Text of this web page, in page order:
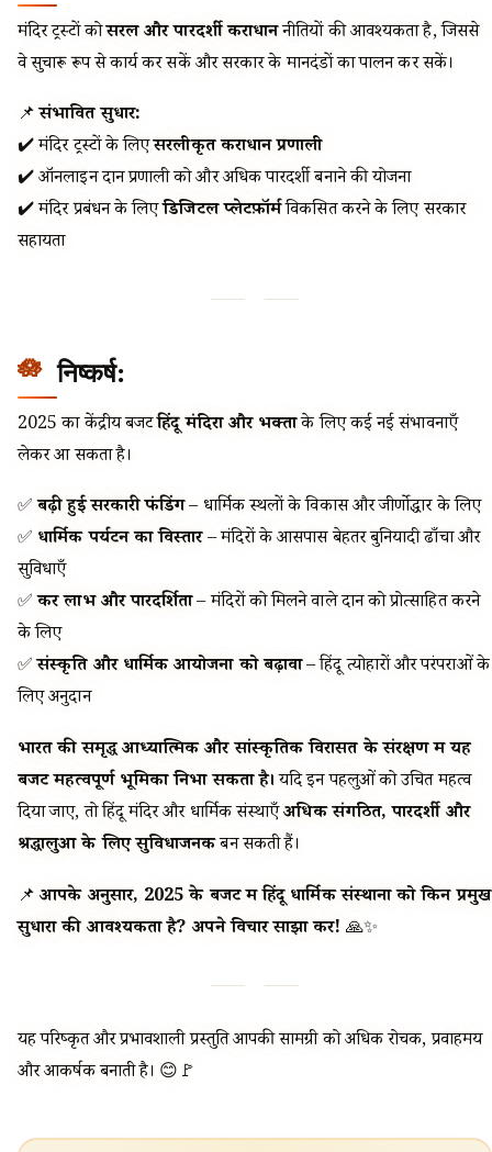
मंदिर ट्रस्टों कोसरल और पारदर्शी कराधाननीतियों की आवश्यकता है, जिससे
वे सुचारू रूप से कार्य कर सकें और सरकार के मानदंडों का पालन कर सकें।
📌संभावित सुधार:
✔️ मंदिर ट्रस्टों के लिएसरलीकृत कराधान प्रणाली
✔️ ऑनलाइन दान प्रणाली को और अधिक पारदर्शी बनाने की योजना
✔️ मंदिर प्रबंधन के लिएडिजिटल प्लेटफ़ॉर्मविकसित करने के लिए सरकारी
सहायता
निष्कर्ष:
2025 का केंद्रीय बजटहिंदू मंदिरों और भक्तोंके लिए कई नई संभावनाएँ
लेकर आ सकता है।
✅बढ़ी हुई सरकारी फंडिंग– धार्मिक स्थलों के विकास और जीर्णोद्धार के लिए
✅ धार्मिक पर्यटन का विस्तार– मंदिरों के आसपास बेहतर बुनियादी ढाँचा और
सुविधाएँ
✅कर लाभ और पारदर्शिता– मंदिरों को मिलने वाले दान को प्रोत्साहित करने
के लिए
✅संस्कृति और धार्मिक आयोजनों को बढ़ावा– हिंदू त्योहारों और परंपराओं के
लिए अनुदान
भारत की समृद्ध आध्यात्मिक और सांस्कृतिक विरासत के संरक्षण में यह
बजट महत्वपूर्ण भूमिका निभा सकता है।यदि इन पहलुओं को उचित महत्व
दिया जाए, तो हिंदू मंदिर और धार्मिक संस्थाएँअधिक संगठित, पारदर्शी और
श्रद्धालुओं के लिए सुविधाजनकबन सकती हैं।
📌आपके अनुसार, 2025 के बजट में हिंदू धार्मिक संस्थानों को किन प्रमुख
सुधारों की आवश्यकता है? अपने विचार साझा करें! 🙏✨
यह परिष्कृत और प्रभावशाली प्रस्तुति आपकी सामग्री को अधिक रोचक, प्रवाहमय
और आकर्षक बनाती है। 😊🚩